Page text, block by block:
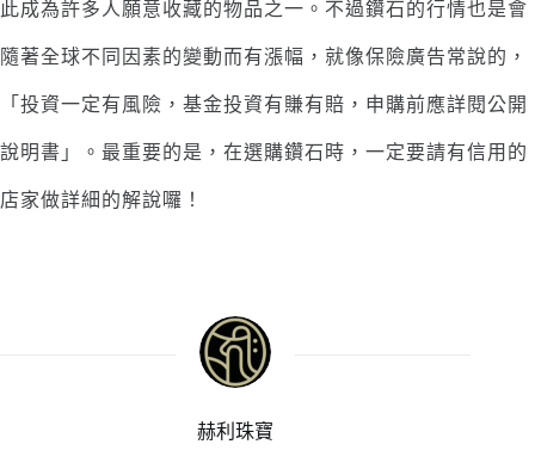
此成為許多人願意收藏的物品之一。不過鑽石的行情也是會
隨著全球不同因素的變動而有漲幅，就像保險廣告常說的，
「投資一定有風險，基金投資有賺有賠，申購前應詳閱公開
說明書」。最重要的是，在選購鑽石時，一定要請有信用的
店家做詳細的解說囉！
赫利珠寶